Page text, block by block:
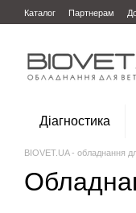
Перейти до основного
Каталог Партнерам
Діагностика
BIOVET.UA - обладнання